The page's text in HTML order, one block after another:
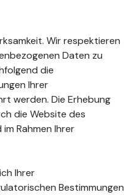
Wir respektieren
Daten zu
die
Ihrer
werden. Die Erhebung
die Website des
Rahmen Ihrer
Ihrer
Bestimmungen